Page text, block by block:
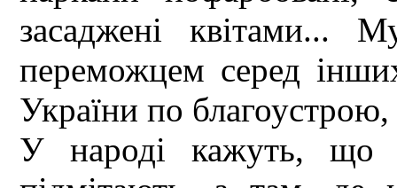
засаджені квітами...
переможцем серед
України по
У народі кажуть, що